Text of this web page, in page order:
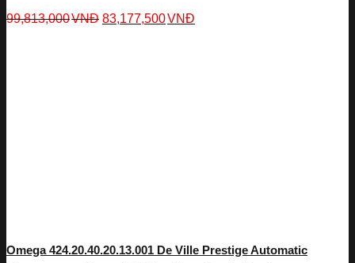
99,813,000VNĐ 83,177,500VNĐ
Omega 424.20.40.20.13.001 De Ville Prestige Automatic